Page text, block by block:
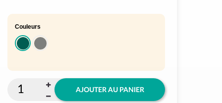
Couleurs
AJOUTER AU PANIER